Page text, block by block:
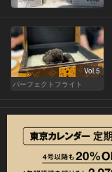
Vol.5
パーフェクトフライト